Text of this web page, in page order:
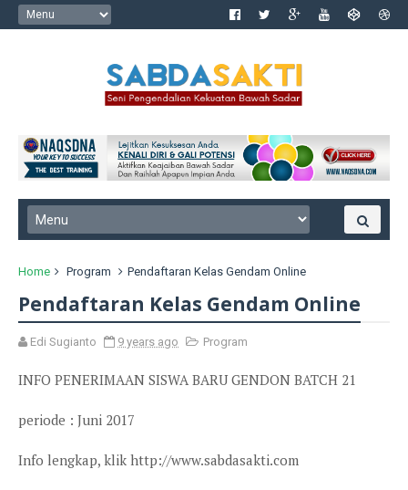
Home Program Pendaftaran Kelas Gendam Online
Pendaftaran Kelas Gendam Online
Edi Sugianto 9 years ago Program
INFO PENERIMAAN SISWA BARU GENDON BATCH 21
periode : Juni 2017
Info lengkap, klik http://www.sabdasakti.com